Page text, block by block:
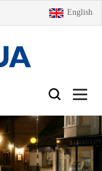
English